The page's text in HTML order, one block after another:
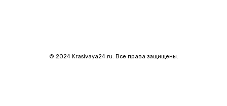
© 2024 Krasivaya24.ru. Все права защищены.